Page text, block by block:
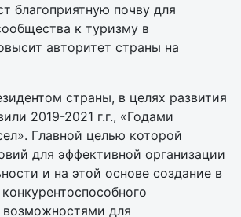
благоприятную почву для
к туризму в
авторитет страны на
страны, в целях развития
2019-2021 г.г., «Годами
Главной целью которой
для эффективной организации
и на этой основе создание в
возможностями для